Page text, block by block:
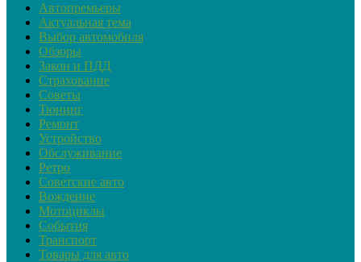
Автопремьеры
Актуальная тема
Выбор автомобиля
Обзоры
Закон и ПДД
Страхование
Советы
Тюнинг
Ремонт
Устройство
Обслуживание
Ретро
Советские авто
Вождение
Мотоциклы
События
Транспорт
Товары для авто